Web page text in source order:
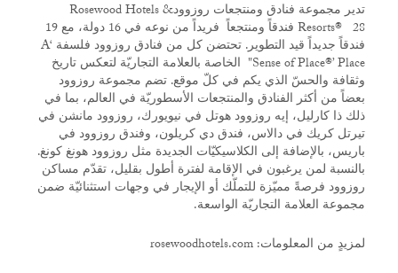
تدير مجموعة فنادق ومنتجعات روزوودRosewood Hotels &
Resorts® 28 فندقاً ومنتجعاً فريداً من نوعه في 16 دولة، مع 19
فندقاً جديداً قيد التطوير. تحتضن كل من فنادق روزوود فلسفة ‘A
Sense of Place®’ Place" الخاصة بالعلامة التجاريّة لتعكس تاريخ
وثقافة والحسّ الذي يكم في كلّ موقع. تضم مجموعة روزوود
بعضاً من أكثر الفنادق والمنتجعات الأسطوريّة في العالم، بما في
ذلك ذا كارليل، إيه روزوود هوتل في نيويورك، روزوود مانشن في
تيرتل كريك في دالاس، فندق دي كريلون، وفندق روزوود في
باريس، بالإضافة إلى الكلاسيكيّات الجديدة مثل روزوود هونغ كونغ.
بالنسبة لمن يرغبون في الإقامة لفترة أطول بقليل، تقدّم مساكن
روزوود فرصةً مميّزة للتملّك أو الإيجار في وجهات استثنائيّة ضمن
مجموعة العلامة التجاريّة الواسعة.
لمزيدٍ من المعلومات: rosewoodhotels.com